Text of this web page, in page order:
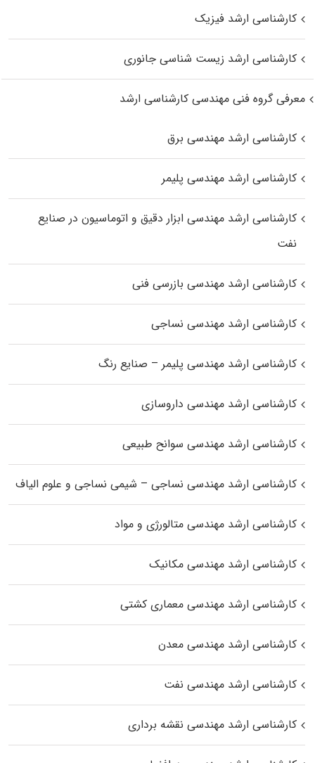
کارشناسی ارشد فیزیک
کارشناسی ارشد زیست‌ شناسی جانوری
معرفی گروه فنی مهندسی کارشناسی ارشد
کارشناسی ارشد مهندسی برق
کارشناسی ارشد مهندسی پلیمر
کارشناسی ارشد مهندسی ابزار دقیق و اتوماسیون در صنایع
نفت
کارشناسی ارشد مهندسی بازرسی فنی
کارشناسی ارشد مهندسی نساجی
کارشناسی ارشد مهندسی پلیمر – صنایع رنگ
کارشناسی ارشد مهندسی داروسازی
کارشناسی ارشد مهندسی سوانح طبیعی
کارشناسی ارشد مهندسی نساجی – شیمی نساجی و علوم الیاف
کارشناسی ارشد مهندسی متالورژی و مواد
کارشناسی ارشد مهندسی مکانیک
کارشناسی ارشد مهندسی معماری کشتی
کارشناسی ارشد مهندسی معدن
کارشناسی ارشد مهندسی نفت
کارشناسی ارشد مهندسی نقشه برداری